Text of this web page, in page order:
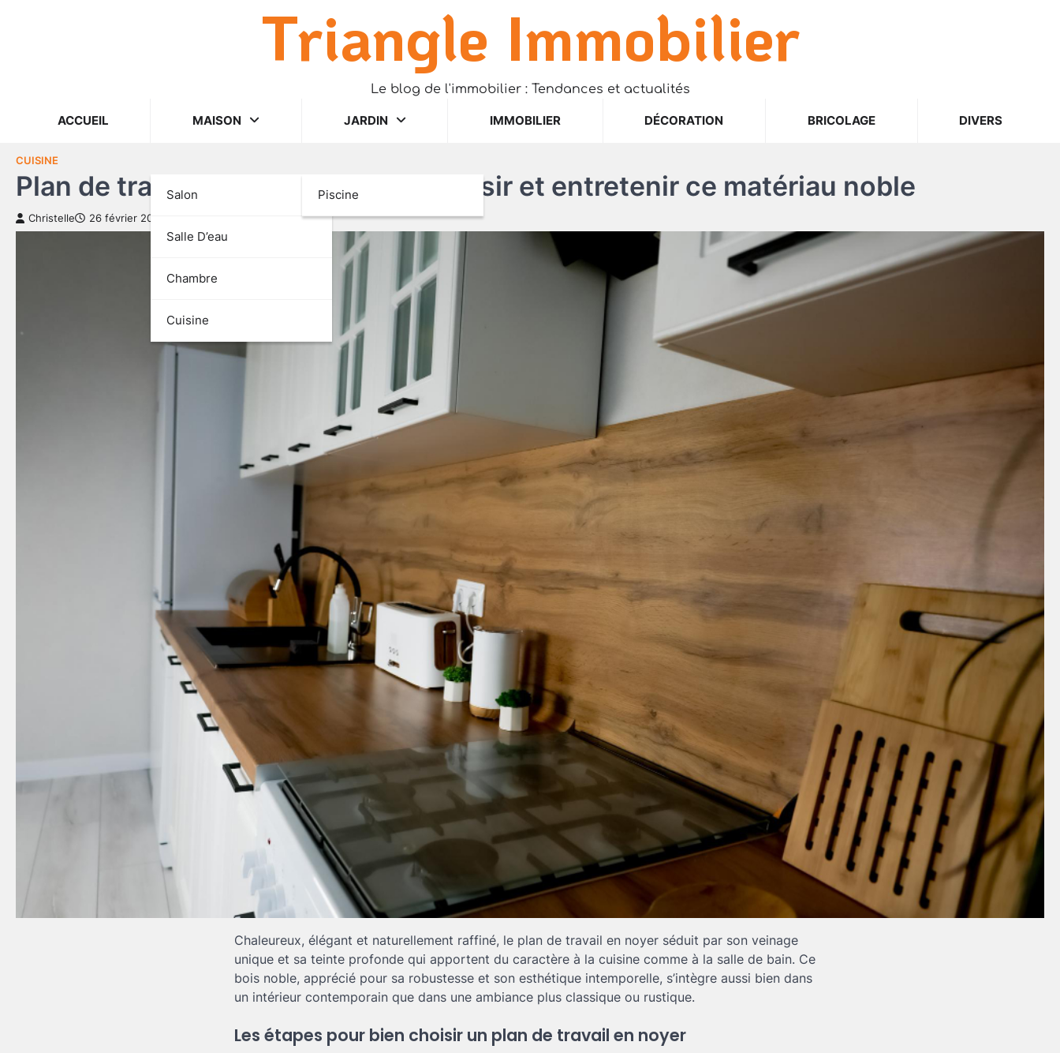
Triangle Immobilier
Le blog de l'immobilier : Tendances et actualités
ACCUEIL MAISON
Salon
Salle D’eau
Chambre
Cuisine
JARDIN
Piscine
IMMOBILIER DÉCORATION BRICOLAGE DIVERS
CUISINE
Plan de travail noyer : comment choisir et entretenir ce matériau noble
Christelle 26 février 2026
Chaleureux, élégant et naturellement raffiné, le plan de travail en noyer séduit par son veinage
unique et sa teinte profonde qui apportent du caractère à la cuisine comme à la salle de bain. Ce
bois noble, apprécié pour sa robustesse et son esthétique intemporelle, s’intègre aussi bien dans
un intérieur contemporain que dans une ambiance plus classique ou rustique.
Les étapes pour bien choisir un plan de travail en noyer